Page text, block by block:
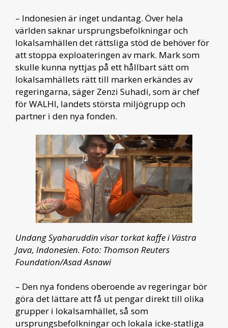
– Indonesien är inget undantag. Över hela
världen saknar ursprungsbefolkningar och
lokalsamhällen det rättsliga stöd de behöver för
att stoppa exploateringen av mark. Mark som
skulle kunna nyttjas på ett hållbart sätt om
lokalsamhällets rätt till marken erkändes av
regeringarna, säger Zenzi Suhadi, som är chef
för WALHI, landets största miljögrupp och
partner i den nya fonden.
Undang Syaharuddin visar torkat kaffe i Västra
Java, Indonesien. Foto: Thomson Reuters
Foundation/Asad Asnawi
– Den nya fondens oberoende av regeringar bör
göra det lättare att få ut pengar direkt till olika
grupper i lokalsamhället, så som
ursprungsbefolkningar och lokala icke-statliga